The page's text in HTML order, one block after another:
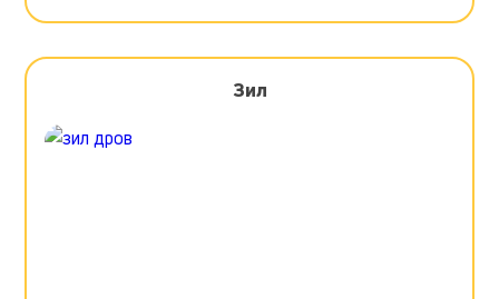
Зил